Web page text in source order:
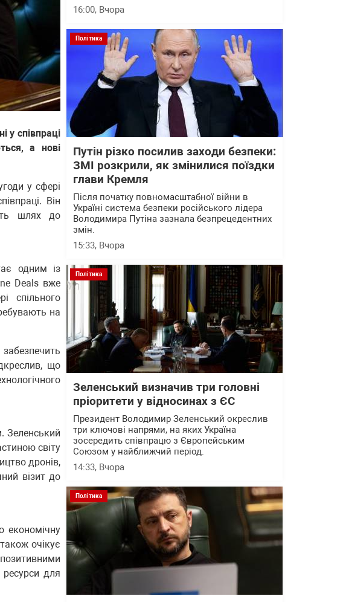
у співпраці
а нові
у сфері
Він
шлях до
одним із
Deals вже
спільного
на
що
Зеленський
світу
дронів,
візит до
економічну
очікує
ресурси для
16:00, Вчора
Політика
Путін різко посилив заходи безпеки:
ЗМІ розкрили, як змінилися поїздки
глави Кремля
Після початку повномасштабної війни в
Україні система безпеки російського лідера
Володимира Путіна зазнала безпрецедентних
змін.
15:33, Вчора
Політика
Зеленський визначив три головні
пріоритети у відносинах з ЄС
Президент Володимир Зеленський окреслив
три ключові напрями, на яких Україна
зосередить співпрацю з Європейським
Союзом у найближчий період.
14:33, Вчора
Політика